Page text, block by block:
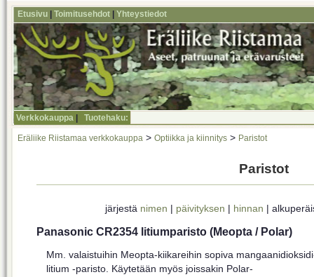
Etusivu Toimitusehdot Yhteystiedot
Verkkokauppa Tuotehaku:
Eräliike Riistamaa verkkokauppa > Optiikka ja kiinnitys > Paristot
Paristot
järjestä nimen | päivityksen | hinnan |
Panasonic CR2354 litiumparisto (Meopta / Polar)
Mm. valaistuihin Meopta-kiikareihin sopiva
litium -paristo. Käytetään myös joissakin Polar-